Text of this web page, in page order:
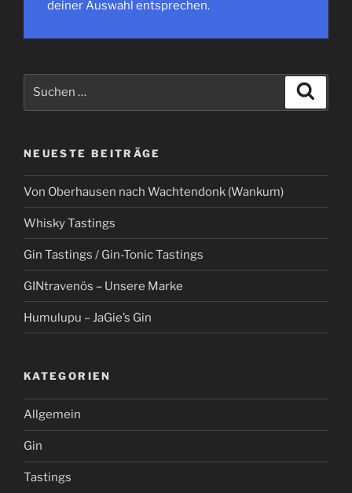
deiner Auswahl entsprechen.
NEUESTE BEITRÄGE
Von Oberhausen nach Wachtendonk (Wankum)
Whisky Tastings
Gin Tastings / Gin-Tonic Tastings
GINtravenös – Unsere Marke
Humulupu – JaGie’s Gin
KATEGORIEN
Allgemein
Gin
Tastings